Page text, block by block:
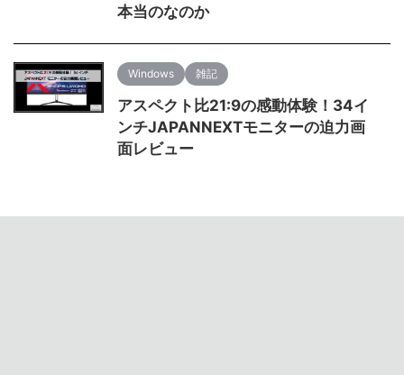
本当のなのか
Windows 雑記
アスペクト比21:9の感動体験！34イ
ンチJAPANNEXTモニターの迫力画
面レビュー